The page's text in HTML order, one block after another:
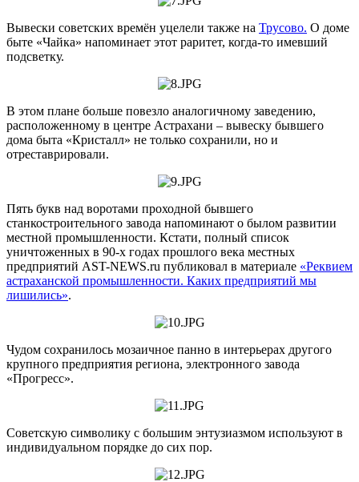
Вывески советских времён уцелели также на Трусово. О доме
быте «Чайка» напоминает этот раритет, когда-то имевший
подсветку.
В этом плане больше повезло аналогичному заведению,
расположенному в центре Астрахани – вывеску бывшего
дома быта «Кристалл» не только сохранили, но и
отреставрировали.
Пять букв над воротами проходной бывшего
станкостроительного завода напоминают о былом развитии
местной промышленности. Кстати, полный список
уничтоженных в 90-х годах прошлого века местных
предприятий AST-NEWS.ru публиковал в материале «Реквием
астраханской промышленности. Каких предприятий мы
лишились».
Чудом сохранилось мозаичное панно в интерьерах другого
крупного предприятия региона, электронного завода
«Прогресс».
Советскую символику с большим энтузиазмом используют в
индивидуальном порядке до сих пор.